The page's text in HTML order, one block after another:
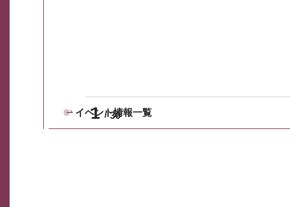
1 30
イベント情報一覧